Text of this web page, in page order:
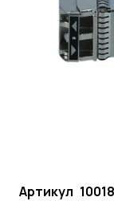
Артикул